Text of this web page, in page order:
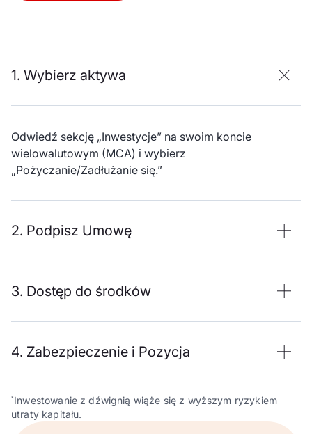
1. Wybierz aktywa
Odwiedź sekcję „Inwestycje” na swoim koncie
wielowalutowym (MCA) i wybierz
„Pożyczanie/Zadłużanie się.”
2. Podpisz Umowę
3. Dostęp do środków
4. Zabezpieczenie i Pozycja
* Inwestowanie z dźwignią wiąże się z wyższym ryzykiem
utraty kapitału.